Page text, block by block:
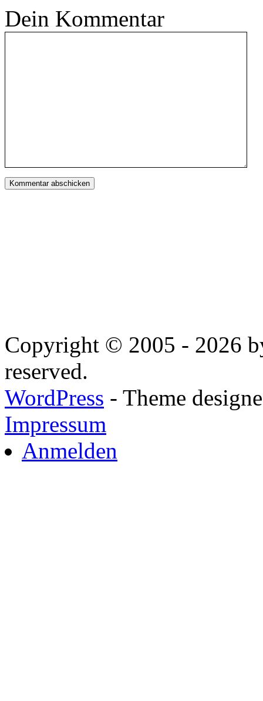
Dein Kommentar
Copyright © 2005 - 2026
reserved.
WordPress - Theme
Impressum
Anmelden